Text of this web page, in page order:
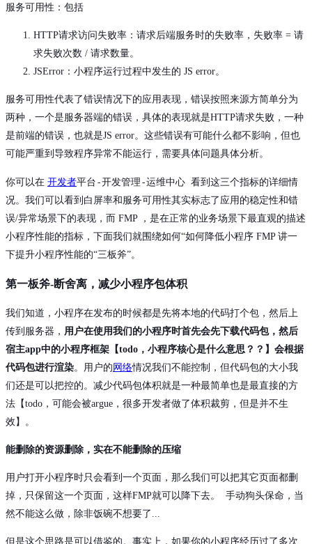
服务可用性 ：包括
HTTP请求访问失败率：请求后端服务时的失败率，失败率 = 请
求失败次数 / 请求数量。
JSError：小程序运行过程中发生的 JS error。
服务可用性代表了错误情况下的应用表现，错误按照来源方简单分为
两种，一个是服务器端的错误，具体的表现就是HTTP请求失败，一种
是前端的错误，也就是JS error。这些错误有可能什么都不影响，但也
可能严重到导致程序异常不能运行，需要具体问题具体分析。
你可以在 开发者平台-开发管理-运维中心 看到这三个指标的详细情
况。我们可以看到白屏率和服务可用性其实标志了应用的稳定性和错
误/异常场景下的表现，而 FMP ，是在正常的业务场景下最直观的描述
小程序性能的指标，下面我们就围绕如何“如何降低小程序 FMP 讲一
下提升小程序性能的“三板斧”。
第一板斧-断舍离，减少小程序包体积
我们知道，小程序在发布的时候都是先将本地的代码打个包，然后上
传到服务器， 用户在使用我们的小程序时首先会先下载代码包，然后
宿主app中的小程序框架【todo，小程序核心是什么意思？？】会根据
代码包进行渲染。用户的网络情况我们不能控制，但代码包的大小我
们还是可以把控的。减少代码包体积就是一种最简单也是最直接的方
法【todo，可能会被argue，很多开发者做了体积裁剪，但是并不生
效】。
能删除的资源删除，实在不能删除的压缩
用户打开小程序时只会看到一个页面，那么我们可以把其它页面都删
掉，只保留这一个页面，这样FMP就可以降下去。
手动狗头保命，当
然不能这么做，除非饭碗不想要了...
但是这个思路是可以借鉴的。事实上，如果你的小程序经历过了多次